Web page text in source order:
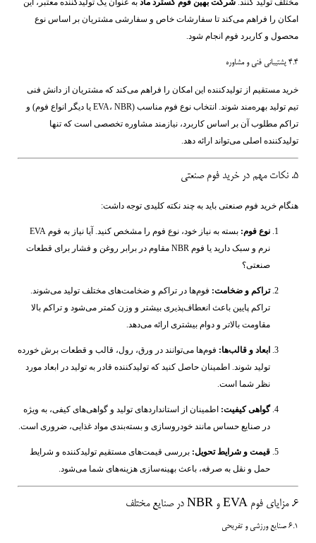
امکان را فراهم می‌کند تا سفارشات خاص و سفارشی مشتریان بر اساس نوع
محصول و کاربرد فوم انجام شود.
۴.۴ پشتیبانی فنی و مشاوره
خرید مستقیم از تولیدکننده این امکان را فراهم می‌کند که مشتریان از دانش فنی
تیم تولید بهره‌مند شوند. انتخاب نوع فوم مناسب (EVA، NBR یا دیگر انواع فوم) و
تراکم مطلوب آن بر اساس کاربرد، نیازمند مشاوره تخصصی است که تنها
تولیدکننده اصلی می‌تواند ارائه دهد.
هنگام خرید فوم صنعتی باید به چند نکته کلیدی توجه داشت:
نوع فوم:
بسته به نیاز خود، نوع فوم را مشخص کنید. آیا نیاز به فوم EVA
نرم و سبک دارید یا فوم NBR مقاوم در برابر روغن و فشار برای قطعات
صنعتی؟
تراکم و ضخامت:فوم‌ها در تراکم و ضخامت‌های مختلف تولید می‌شوند.
تراکم پایین باعث انعطاف‌پذیری بیشتر و وزن کمتر می‌شود و تراکم بالا
مقاومت بالاتر و دوام بیشتری ارائه می‌دهد.
ابعاد و قالب‌ها:فوم‌ها می‌توانند در ورق، رول، قالب و قطعات برش خورده
تولید شوند. اطمینان حاصل کنید که تولیدکننده قادر به تولید در ابعاد مورد
نظر شما است.
گواهی کیفیت:اطمینان از استانداردهای تولید و گواهی‌های کیفی، به ویژه
در صنایع حساس مانند خودروسازی و بسته‌بندی مواد غذایی، ضروری است.
قیمت و شرایط تحویل: بررسی قیمت‌های مستقیم تولیدکننده و شرایط
حمل و نقل به صرفه، باعث بهینه‌سازی هزینه‌های شما می‌شود.
۶.۱ صنایع ورزشی و تفریحی